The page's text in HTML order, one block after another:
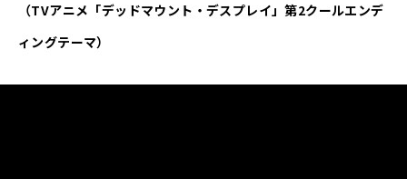
（TVアニメ「デッドマウント・デスプレイ」第2クールエンデ
ィングテーマ）